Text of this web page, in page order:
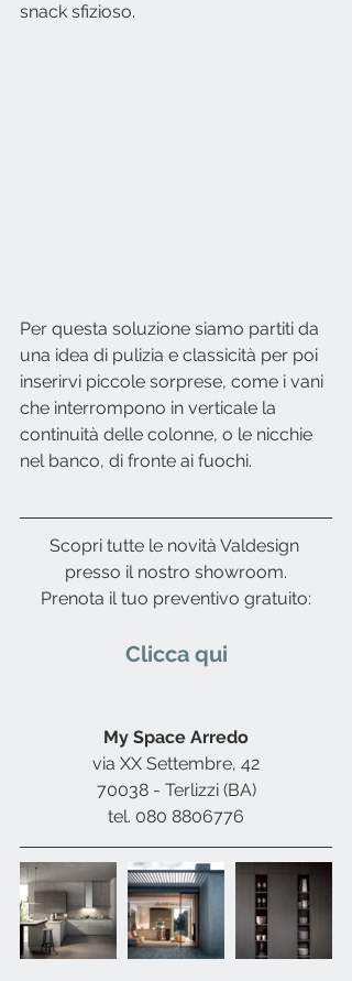
snack sfizioso.
Per questa soluzione siamo partiti da
una idea di pulizia e classicità per poi
inserirvi piccole sorprese, come i vani
che interrompono in verticale la
continuità delle colonne, o le nicchie
nel banco, di fronte ai fuochi.
Scopri tutte le novità Valdesign
presso il nostro showroom.
Prenota il tuo preventivo gratuito:
Clicca qui
My Space Arredo
via XX Settembre, 42
70038 - Terlizzi (BA)
tel. 080 8806776